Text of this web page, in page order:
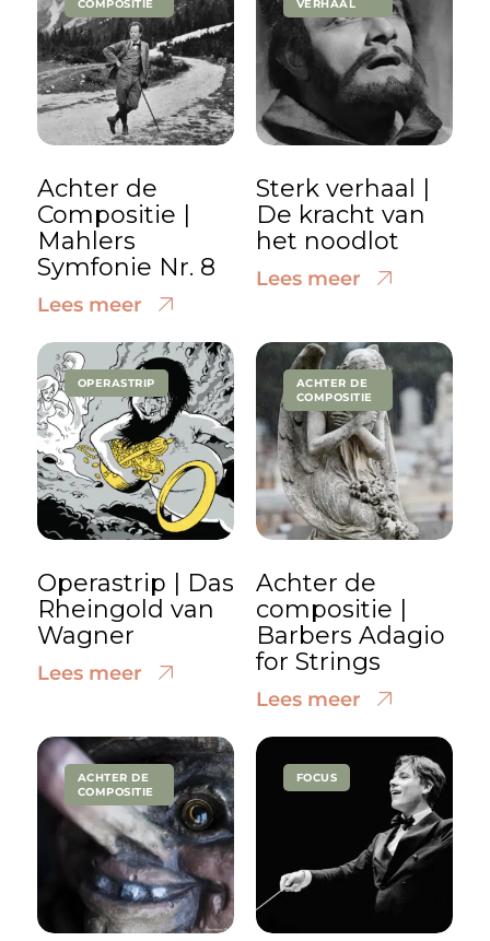
COMPOSITIE
Achter de
Compositie |
Mahlers
Symfonie Nr. 8
Lees meer
VERHAAL
Sterk verhaal |
De kracht van
het noodlot
Lees meer
OPERASTRIP
Operastrip | Das
Rheingold van
Wagner
Lees meer
ACHTER DE
COMPOSITIE
Achter de
compositie |
Barbers Adagio
for Strings
Lees meer
ACHTER DE
COMPOSITIE
FOCUS